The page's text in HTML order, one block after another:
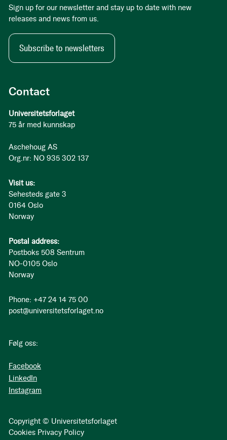
Contact
Universitetsforlaget
75 år med kunnskap
Aschehoug AS
Org.nr: NO 935 302 137
Visit us:
Sehesteds gate 3
0164 Oslo
Norway
Postal address:
Postboks 508 Sentrum
NO-0105 Oslo
Norway
Phone: +47 24 14 75 00
post@universitetsforlaget.no
Følg oss:
Facebook
LinkedIn
Instagram
Copyright © Universitetsforlaget
Cookies Privacy Policy
Sign up for our newsletter and stay up to date with new
releases and news from us.
Subscribe to newsletters